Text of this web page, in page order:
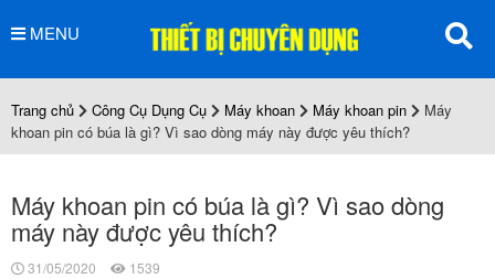
MENU
Trang chủ Công Cụ Dụng Cụ Máy khoan Máy khoan pin
Máy
khoan pin có búa là gì? Vì sao dòng máy này được yêu thích?
Máy khoan pin có búa là gì? Vì sao dòng
máy này được yêu thích?
31/05/2020 1539